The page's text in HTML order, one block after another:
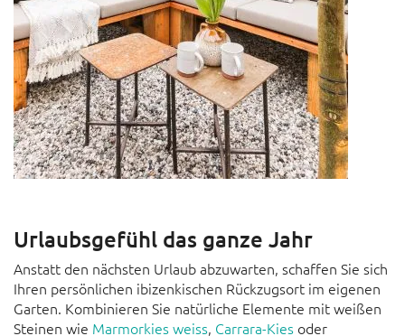
Urlaubsgefühl das ganze Jahr
Anstatt den nächsten Urlaub abzuwarten, schaffen Sie sich
Ihren persönlichen ibizenkischen Rückzugsort im eigenen
Garten. Kombinieren Sie natürliche Elemente mit weißen
Steinen wie Marmorkies weiss, Carrara-Kies oder